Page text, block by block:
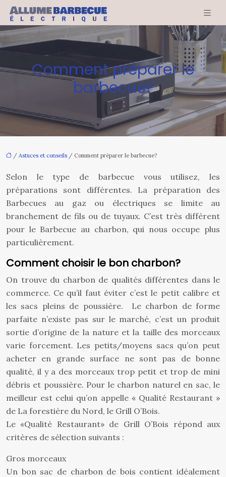
Comment préparer le
barbecue?
/ Astuces et conseils / Comment préparer le barbecue?
Selon le type de barbecue vous utilisez, les
préparations sont différentes. La préparation des
Barbecues au gaz ou électriques se limite au
branchement de fils ou de tuyaux. C’est très différent
pour le Barbecue au charbon, qui nous occupe plus
particulièrement.
Comment choisir le bon charbon?
On trouve du charbon de qualités différentes dans le
commerce. Ce qu’il faut éviter c’est le petit calibre et
les sacs pleins de poussière. Le charbon de forme
parfaite n’existe pas sur le marché, c’est un produit
sortie d’origine de la nature et la taille des morceaux
varie forcement. Les petits/moyens sacs qu’on peut
acheter en grande surface ne sont pas de bonne
qualité, il y a des morceaux trop petit et trop de mini
débris et poussière. Pour le charbon naturel en sac, le
meilleur est celui qu’on appelle « Qualité Restaurant »
de La forestière du Nord, le Grill O’Bois.
Le «Qualité Restaurant» de Grill O’Bois répond aux
critères de sélection suivants :
Gros morceaux
Un bon sac de charbon de bois contient idéalement